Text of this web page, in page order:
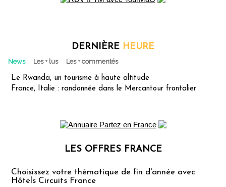
DERNIÈRE HEURE
News Les + lus Les + commentés
Le Rwanda, un tourisme à haute altitude
France, Italie : randonnée dans le Mercantour frontalier
LES OFFRES FRANCE
Choisissez votre thématique de fin d'année avec
Hôtels Circuits France